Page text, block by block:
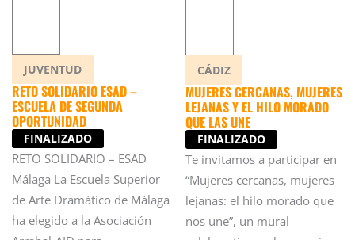
JUVENTUD
RETO SOLIDARIO ESAD –
ESCUELA DE SEGUNDA
OPORTUNIDAD
FINALIZADO
RETO SOLIDARIO – ESAD
Málaga La Escuela Superior
de Arte Dramático de Málaga
ha elegido a la Asociación
CÁDIZ
MUJERES CERCANAS, MUJERES
LEJANAS Y EL HILO MORADO
QUE LAS UNE
FINALIZADO
Te invitamos a participar en
“Mujeres cercanas, mujeres
lejanas: el hilo morado que
nos une”, un mural